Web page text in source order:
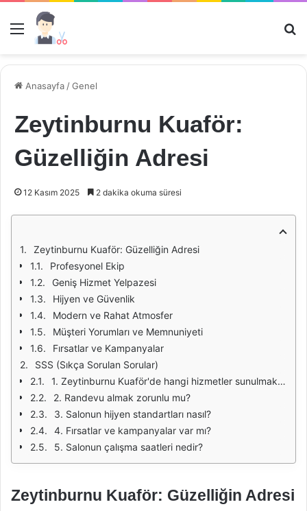
Menü
Anasayfa /Genel
Zeytinburnu Kuaför:
Güzelliğin Adresi
12 Kasım 2025 2 dakika okuma süresi
Zeytinburnu Kuaför: Güzelliğin Adresi
Profesyonel Ekip
Geniş Hizmet Yelpazesi
Hijyen ve Güvenlik
Modern ve Rahat Atmosfer
Müşteri Yorumları ve Memnuniyeti
Fırsatlar ve Kampanyalar
SSS (Sıkça Sorulan Sorular)
1. Zeytinburnu Kuaför'de hangi hizmetler sunulmaktadır?
2. Randevu almak zorunlu mu?
3. Salonun hijyen standartları nasıl?
4. Fırsatlar ve kampanyalar var mı?
5. Salonun çalışma saatleri nedir?
Zeytinburnu Kuaför: Güzelliğin Adresi